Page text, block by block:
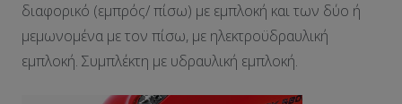
διαφορικό (εμπρός/ πίσω) με εμπλοκή και των δύο ή
μεμωνομένα με τον πίσω, με ηλεκτροϋδραυλική
εμπλοκή. Συμπλέκτη με υδραυλική εμπλοκή.